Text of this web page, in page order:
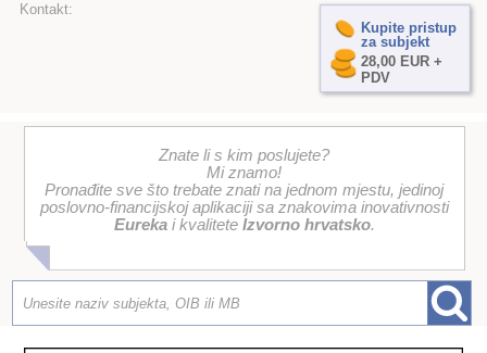
Kontakt:
Kupite pristup
za subjekt
28,00 EUR +
PDV
Znate li s kim poslujete?
Mi znamo!
Pronađite sve što trebate znati na jednom mjestu, jedinoj
poslovno-financijskoj aplikaciji sa znakovima inovativnosti
Eurekai kvalitete Izvorno hrvatsko.